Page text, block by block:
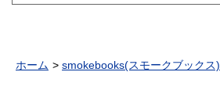
ホーム smokebooks(スモークブックス)